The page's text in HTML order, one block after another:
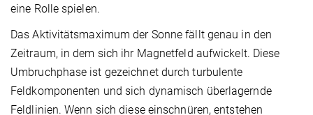
eine Rolle spielen.
Das Aktivitätsmaximum der Sonne fällt genau in den
Zeitraum, in dem sich ihr Magnetfeld aufwickelt. Diese
Umbruchphase ist gezeichnet durch turbulente
Feldkomponenten und sich dynamisch überlagernde
Feldlinien. Wenn sich diese einschnüren, entstehen